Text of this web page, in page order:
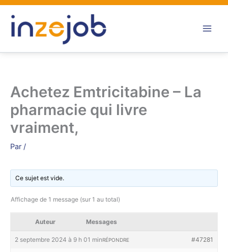
Aller
contenu
Achetez Emtricitabine – La
pharmacie qui livre
vraiment,
Par /
Ce sujet est vide.
Affichage de 1 message (sur 1 au total)
Auteur Messages
2 septembre 2024 à 9 h 01 min #47281
RÉPONDRE